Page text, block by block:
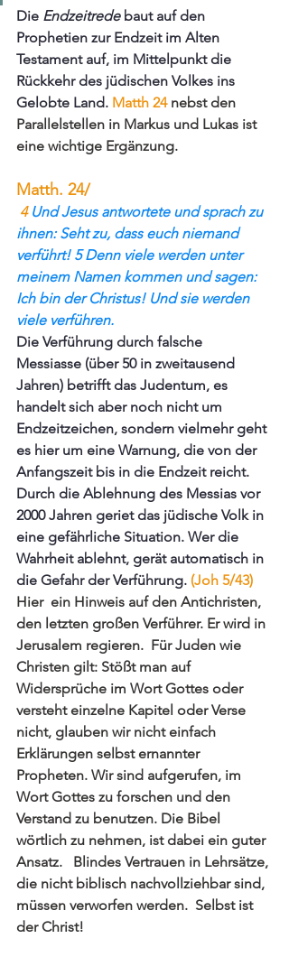
Die Endzeitrede baut auf den
Prophetien zur Endzeit im Alten
Testament auf, im Mittelpunkt die
Rückkehr des jüdischen Volkes ins
Gelobte Land. Matth 24 nebst den
Parallelstellen in Markus und Lukas ist
eine wichtige Ergänzung.
Matth. 24/
4 Und Jesus antwortete und sprach zu
ihnen: Seht zu, dass euch niemand
verführt! 5 Denn viele werden unter
meinem Namen kommen und sagen:
Ich bin der Christus! Und sie werden
viele verführen.
Die Verführung durch falsche
Messiasse (über 50 in zweitausend
Jahren) betrifft das Judentum, es
handelt sich aber noch nicht um
Endzeitzeichen, sondern vielmehr geht
es hier um eine Warnung, die von der
Anfangszeit bis in die Endzeit reicht.
Durch die Ablehnung des Messias vor
2000 Jahren geriet das jüdische Volk in
eine gefährliche Situation. Wer die
Wahrheit ablehnt, gerät automatisch in
die Gefahr der Verführung. (Joh 5/43)
Hier  ein Hinweis auf den Antichristen,
den letzten großen Verführer. Er wird in
Jerusalem regieren.  Für Juden wie
Christen gilt: Stößt man auf
Widersprüche im Wort Gottes oder
versteht einzelne Kapitel oder Verse
nicht, glauben wir nicht einfach
Erklärungen selbst ernannter
Propheten. Wir sind aufgerufen, im
Wort Gottes zu forschen und den
Verstand zu benutzen. Die Bibel
wörtlich zu nehmen, ist dabei ein guter
Ansatz.   Blindes Vertrauen in Lehrsätze,
die nicht biblisch nachvollziehbar sind,
müssen verworfen werden.  Selbst ist
der Christ!